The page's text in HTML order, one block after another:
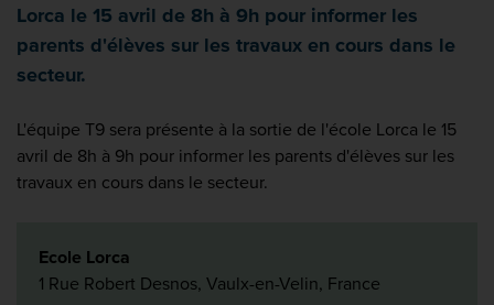
Lorca le 15 avril de 8h à 9h pour informer les
parents d'élèves sur les travaux en cours dans le
secteur.
L'équipe T9 sera présente à la sortie de l'école Lorca le 15
avril de 8h à 9h pour informer les parents d'élèves sur les
travaux en cours dans le secteur.
Ecole Lorca
1 Rue Robert Desnos, Vaulx-en-Velin, France